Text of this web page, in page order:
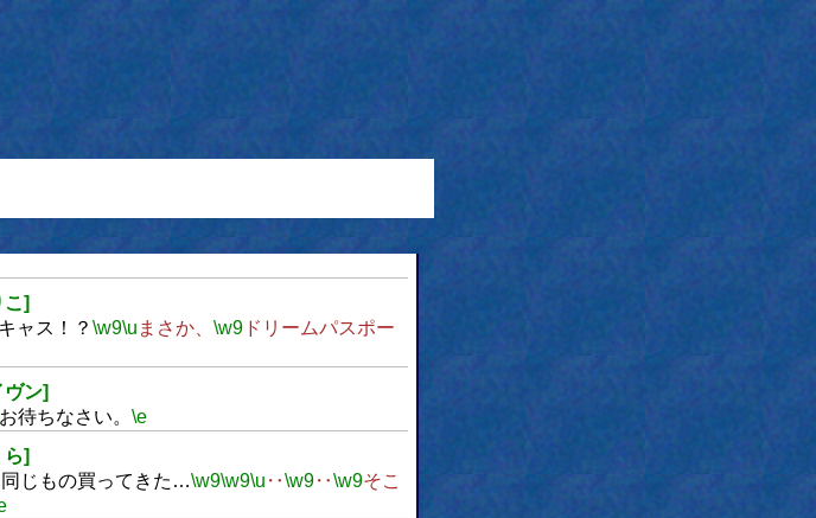
こ]
ャス！？ \w9\u まさか、 \w9ドリームパスポー
ヴン]
お待ちなさい。 \e
ら]
じもの買ってきた…\w9\w9\u ‥\w9‥\w9そこ